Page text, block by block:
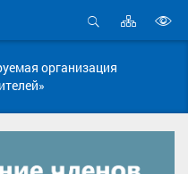
Открыть
Карта
сайта
организация